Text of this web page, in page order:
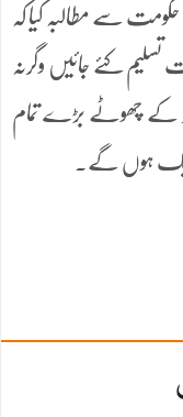
سے مطالبہ کیا کہ
کئے جائیں وگرنہ
کے چھوٹے بڑے تمام
ہوں گے۔